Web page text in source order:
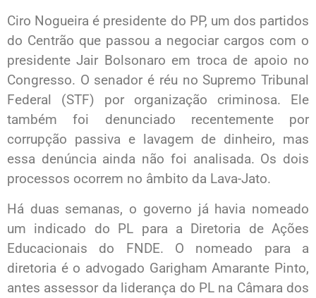
Ciro Nogueira é presidente do PP, um dos partidos
do Centrão que passou a negociar cargos com o
presidente Jair Bolsonaro em troca de apoio no
Congresso. O senador é réu no Supremo Tribunal
Federal (STF) por organização criminosa. Ele
também foi denunciado recentemente por
corrupção passiva e lavagem de dinheiro, mas
essa denúncia ainda não foi analisada. Os dois
processos ocorrem no âmbito da Lava-Jato.
Há duas semanas, o governo já havia nomeado
um indicado do PL para a Diretoria de Ações
Educacionais do FNDE. O nomeado para a
diretoria é o advogado Garigham Amarante Pinto,
antes assessor da liderança do PL na Câmara dos